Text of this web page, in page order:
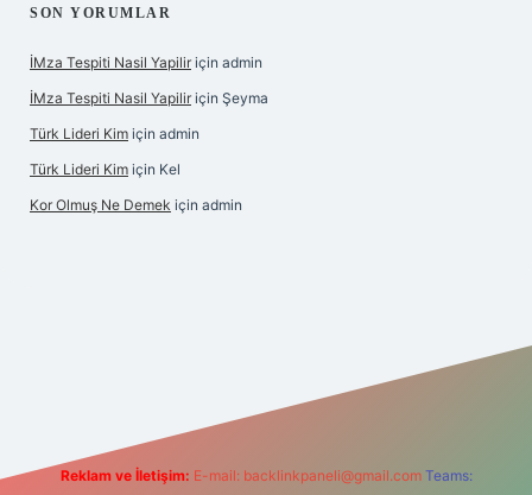
SON YORUMLAR
İMza Tespiti Nasil Yapilir için admin
İMza Tespiti Nasil Yapilir için Şeyma
Türk Lideri Kim için admin
Türk Lideri Kim için Kel
Kor Olmuş Ne Demek için admin
Reklam ve İletişim: E-mail: backlinkpaneli@gmail.com Teams: